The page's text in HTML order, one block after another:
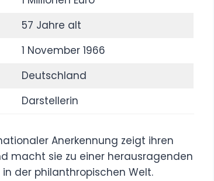
57 Jahre alt
1 November 1966
Deutschland
Darstellerin
Anerkennung zeigt ihren
macht sie zu einer herausragenden
der philanthropischen Welt.